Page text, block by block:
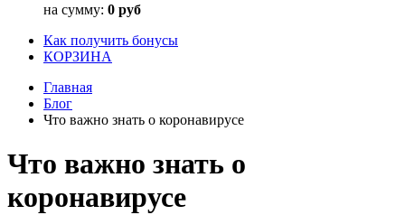
на сумму: 0 руб
Как получить бонусы
КОРЗИНА
Главная
Блог
Что важно знать о коронавирусе
Что важно знать о
коронавирусе